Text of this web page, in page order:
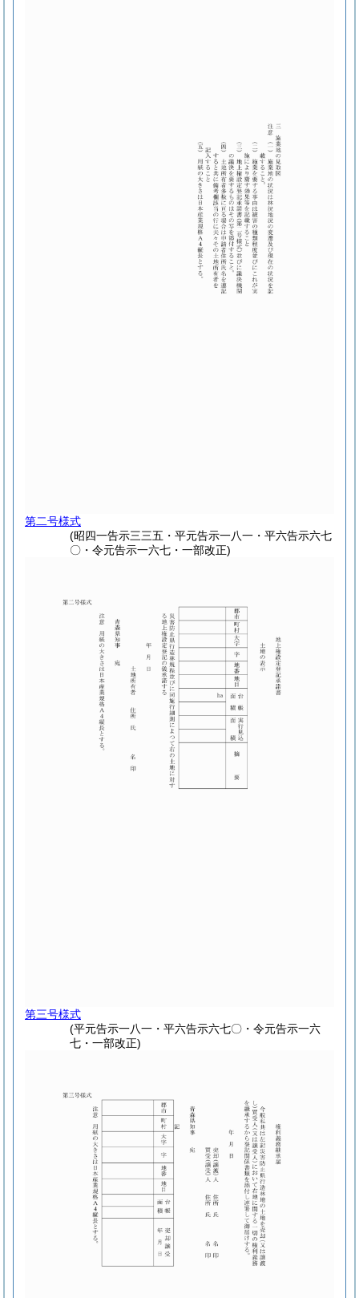
第二号様式
(昭四一告示三三五・平元告示一八一・平六告示六七
〇・令元告示一六七・一部改正)
第三号様式
(平元告示一八一・平六告示六七〇・令元告示一六
七・一部改正)